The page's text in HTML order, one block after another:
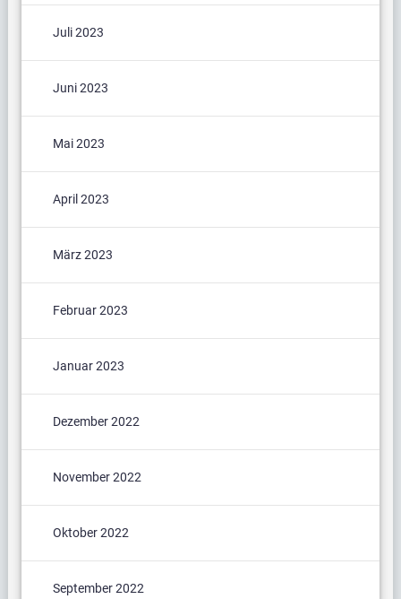
Juli 2023
Juni 2023
Mai 2023
April 2023
März 2023
Februar 2023
Januar 2023
Dezember 2022
November 2022
Oktober 2022
September 2022